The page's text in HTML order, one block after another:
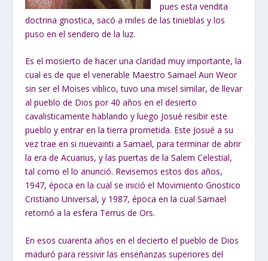
pues esta vendita
doctrina gnostica, sacó a miles de las tinieblas y los
puso en el sendero de la luz.
Es el mosierto de hacer una claridad muy importante, la
cual es de que el venerable Maestro Samael Aun Weor
sin ser el Moises viblico, tuvo una misel similar, de llevar
al pueblo de Dios por 40 años en el desierto
cavalisticamente hablando y luego Josué resibir este
pueblo y entrar en la tierra prometida. Este Josué a su
vez trae en si nuevainti a Samael, para terminar de abrir
la era de Acuarius, y las puertas de la Salem Celestial,
tal como el lo anunció. Revisemos estos dos años,
1947, época en la cual se inició el Movimiento Gnostico
Cristiano Universal, y 1987, época en la cual Samael
retornó a la esfera Terrus de Ors.
En esos cuarenta años en el decierto el pueblo de Dios
maduró para ressivir las enseñanzas superiores del